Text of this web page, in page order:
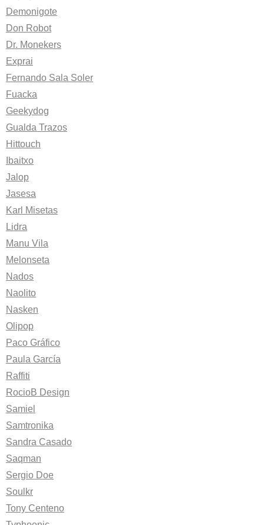
Demonigote
Don Robot
Dr. Monekers
Exprai
Fernando Sala Soler
Fuacka
Geekydog
Gualda Trazos
Hittouch
Ibaitxo
Jalop
Jasesa
Karl Misetas
Lidra
Manu Vila
Melonseta
Nados
Naolito
Nasken
Olipop
Paco Gráfico
Paula García
Raffiti
RocioB Design
Samiel
Samtronika
Sandra Casado
Saqman
Sergio Doe
Soulkr
Tony Centeno